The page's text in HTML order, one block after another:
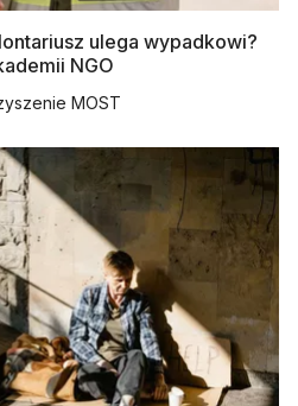
ulega wypadkowi?
NGO
MOST